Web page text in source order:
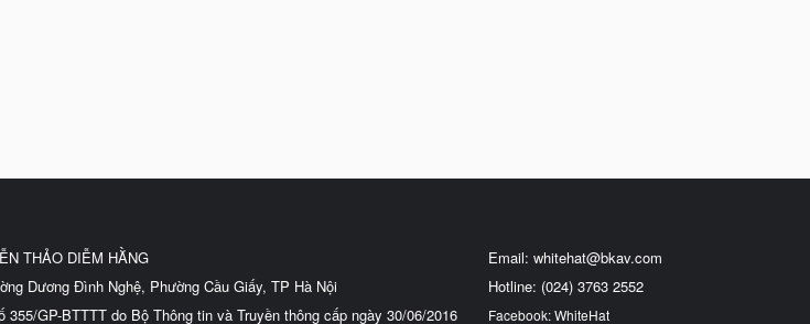
THẢO DIỄM HẰNG
Dương Đình Nghệ, Phường Cầu Giấy, TP Hà Nội
GP-BTTTT do Bộ Thông tin và Truyền thông cấp ngày 30/06/2016
Email: whitehat@bkav.com
Hotline: (024) 3763 2552
Facebook: WhiteHat